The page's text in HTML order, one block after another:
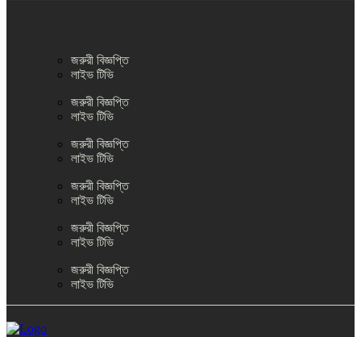
জরুরী বিজ্ঞপ্তি
লাইভ টিভি
জরুরী বিজ্ঞপ্তি
লাইভ টিভি
জরুরী বিজ্ঞপ্তি
লাইভ টিভি
জরুরী বিজ্ঞপ্তি
লাইভ টিভি
জরুরী বিজ্ঞপ্তি
লাইভ টিভি
জরুরী বিজ্ঞপ্তি
লাইভ টিভি